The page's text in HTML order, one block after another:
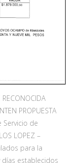
RECONOCIDA
PROPUESTA
Servicio de
LOPEZ –
para la
establecidos